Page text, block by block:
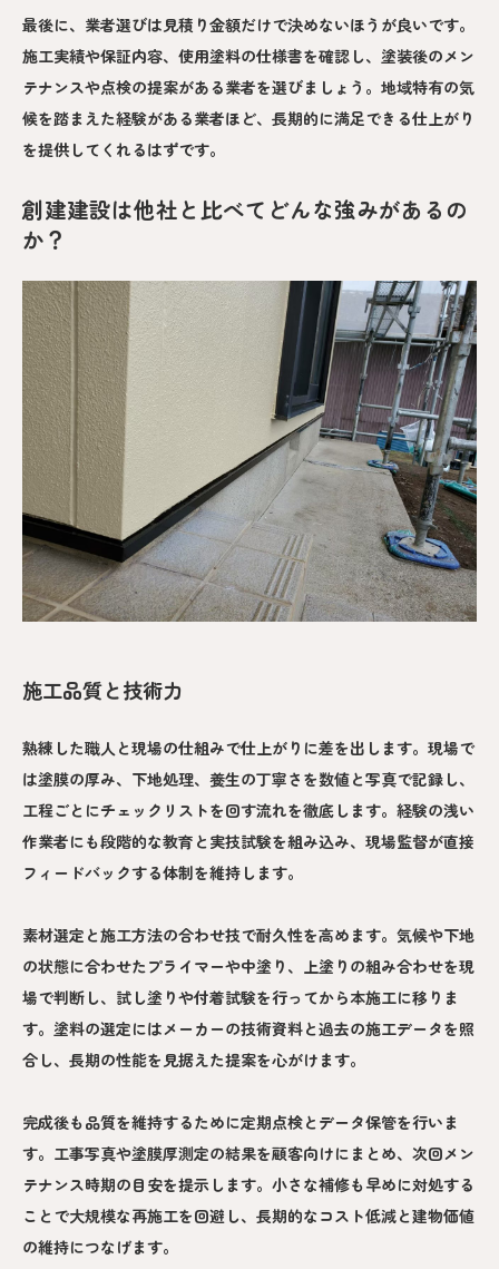
最後に、業者選びは見積り金額だけで決めないほうが良いです。
施工実績や保証内容、使用塗料の仕様書を確認し、塗装後のメン
テナンスや点検の提案がある業者を選びましょう。地域特有の気
候を踏まえた経験がある業者ほど、長期的に満足できる仕上がり
を提供してくれるはずです。
創建建設は他社と比べてどんな強みがあるの
か？
施工品質と技術力
熟練した職人と現場の仕組みで仕上がりに差を出します。現場で
は塗膜の厚み、下地処理、養生の丁寧さを数値と写真で記録し、
工程ごとにチェックリストを回す流れを徹底します。経験の浅い
作業者にも段階的な教育と実技試験を組み込み、現場監督が直接
フィードバックする体制を維持します。
素材選定と施工方法の合わせ技で耐久性を高めます。気候や下地
の状態に合わせたプライマーや中塗り、上塗りの組み合わせを現
場で判断し、試し塗りや付着試験を行ってから本施工に移りま
す。塗料の選定にはメーカーの技術資料と過去の施工データを照
合し、長期の性能を見据えた提案を心がけます。
完成後も品質を維持するために定期点検とデータ保管を行いま
す。工事写真や塗膜厚測定の結果を顧客向けにまとめ、次回メン
テナンス時期の目安を提示します。小さな補修も早めに対処する
ことで大規模な再施工を回避し、長期的なコスト低減と建物価値
の維持につなげます。